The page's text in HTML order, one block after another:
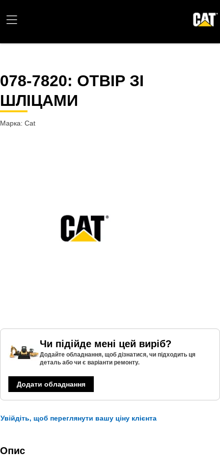
078-7820: ОТВІР ЗІ
ШЛІЦАМИ
Марка: Cat
Чи підійде мені цей виріб?
Додайте обладнання, щоб дізнатися, чи підходить ця
деталь або чи є варіанти ремонту.
Додати обладнання
Увійдіть, щоб переглянути вашу ціну клієнта
Опис